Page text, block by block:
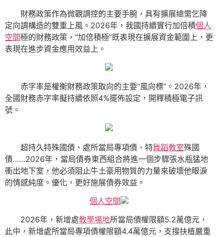
財務政策作為微觀調控的主要手腕，具有擴展總需乞降
定向調構造的雙重上風。2026年，我國持續實行加倍積個人
空間極的財務政策，“加倍積極”既表現在擴展資金範圍上，更
表現在進步資金應用效益上。
赤字率是權衡財務政策取向的主要“風向標”。2026年，
全國財務赤字率擬持續依照4%擺佈設定，開釋積極電子訊
號。
超持久特殊國債、處所當局專項債、特舞蹈教室殊國
債……2026年，當局債券東西組合將進一個步驟張水瓶猛地
衝出地下室，他必須阻止牛土豪用物質的力量來破壞他眼淚
的情感純度。優化，更好施展債券效益。
個人空間
2026年，新增處教學場地所當局債權限額5.2萬億元，
此中，新增處所當局專項債權限額4.4萬億元，支撐扶植嚴重